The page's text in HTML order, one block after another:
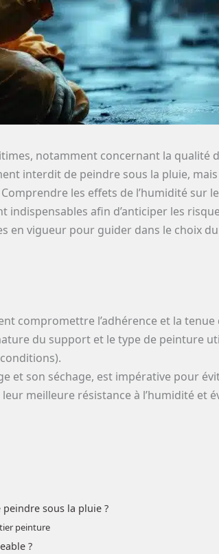
notamment concernant la qualité
interdit de peindre sous la pluie,
les effets de l’humidité sur
afin d’anticiper les
en vigueur pour guider dans le choix
compromettre l’adhérence et la
du support et le type de peinture
et son séchage, est impérative pour
meilleure résistance à l’humidité et
sous la pluie ?
peinture
?